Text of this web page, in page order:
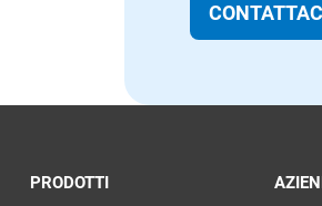
PRODOTTI